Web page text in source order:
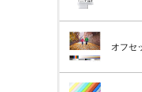
オフセ